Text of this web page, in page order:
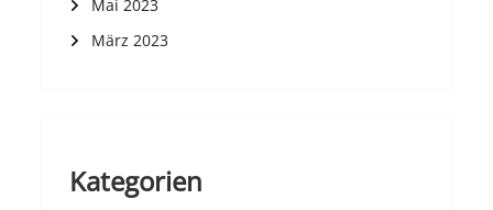
Mai 2023
März 2023
Kategorien